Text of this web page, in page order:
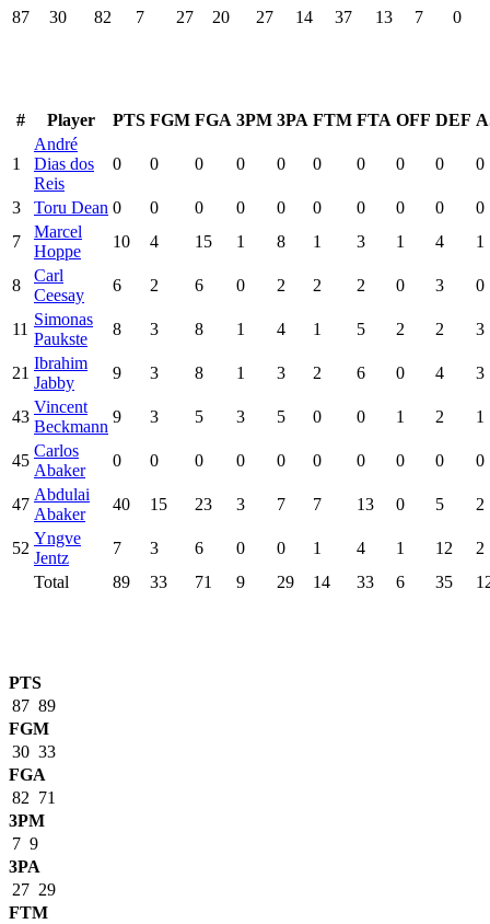
87
30 82 7 27 20 27 14 37 13 7 0
# Player PTS FGM FGA 3PM 3PA FTM FTA OFF DEF
1
André
Dias dos
Reis
0 0 0 0 0 0 0 0 0 0
3 Toru Dean 0 0 0 0 0 0 0 0 0
0
7
Marcel
Hoppe
10 4 15 1 8 1 3 1 4 1
8
Carl
Ceesay
6 2 6 0 2 2 2 0 3 0
11
Simonas
Paukste
8 3 8 1 4 1 5 2 2 3
21
Ibrahim
Jabby
9 3 8 1 3 2 6 0 4 3
43
Vincent
Beckmann
9 3 5 3 5 0 0 1 2 1
45
Carlos
Abaker
0 0 0 0 0 0 0 0 0 0
47
Abdulai
Abaker
40 15 23 3 7 7 13 0 5 2
52
Yngve
Jentz
7 3 6 0 0 1 4 1 12
2
Total
89 33 71 9 29 14 33 6 35
PTS
87 89
FGM
30 33
FGA
82 71
3PM
7 9
3PA
27 29
FTM